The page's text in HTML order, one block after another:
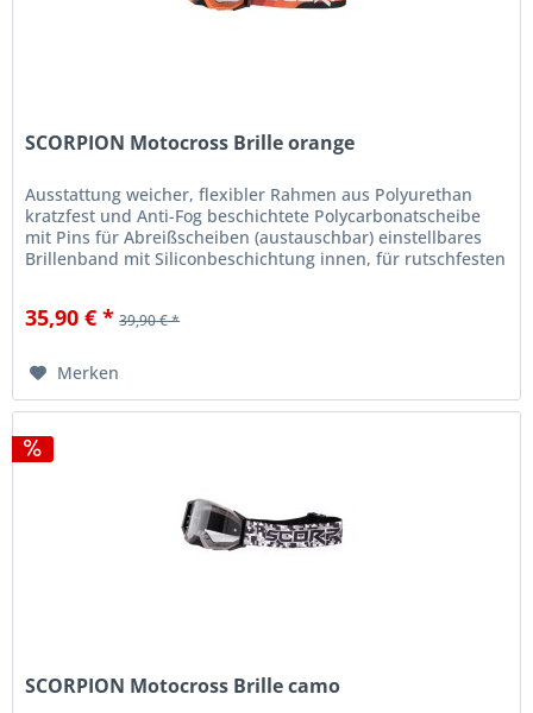
SCORPION Motocross Brille orange
Ausstattung weicher, flexibler Rahmen aus Polyurethan
kratzfest und Anti-Fog beschichtete Polycarbonatscheibe
mit Pins für Abreißscheiben (austauschbar) einstellbares
Brillenband mit Siliconbeschichtung innen, für rutschfesten
35,90 € * 39,90 € *
Merken
SCORPION Motocross Brille camo